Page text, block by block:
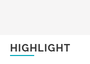
HIGHLIGHT